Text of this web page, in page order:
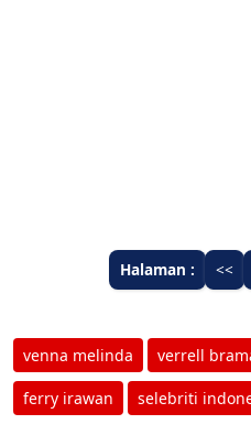
Halaman : <<
venna melinda verrell
ferry irawan selebriti